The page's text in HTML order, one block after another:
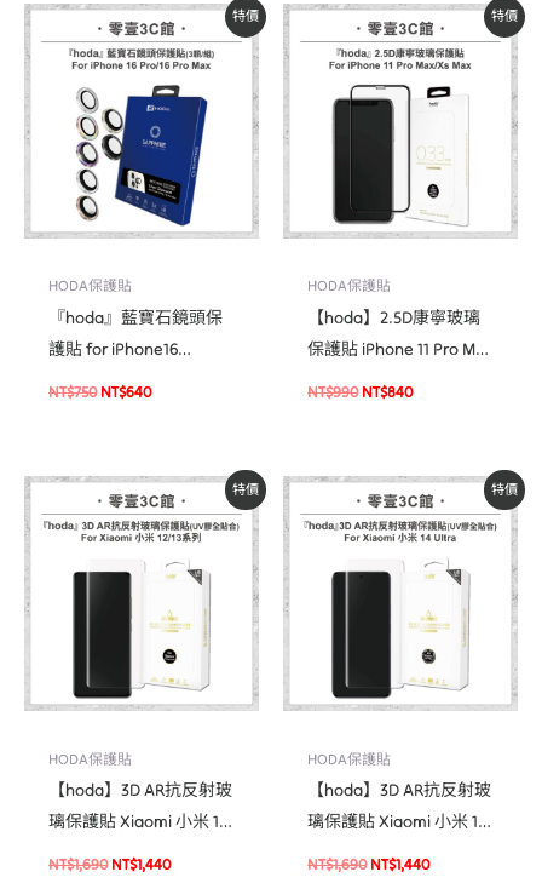
特價
HODA保護貼
『hoda』藍寶石鏡頭保
護貼 for iPhone16
Pro/Pro Max(3顆/組) 鏡
NT$750
原
始
價
格：
NT$750。
NT$640
目
前
價
格：
NT$640。
特價
HODA保護貼
【hoda】2.5D康寧玻璃
保護貼 iPhone 11 Pro Max
/ Xs Max 手機玻璃貼 保
NT$990
原
始
價
格：
NT$990。
NT$840
目
前
價
格：
NT$840。
特價
HODA保護貼
【hoda】3D AR抗反射玻
璃保護貼 Xiaomi 小米 12
/ 13 系列 (UV膠全貼合)
NT$1,690
原
始
價
格：
NT$1,690。
NT$1,440
目
前
價
格：
NT$1,440。
特價
HODA保護貼
【hoda】3D AR抗反射玻
璃保護貼 Xiaomi 小米 14
Ultra (UV膠全貼合)
NT$1,690
原
始
價
格：
NT$1,690。
NT$1,440
目
前
價
格：
NT$1,440。